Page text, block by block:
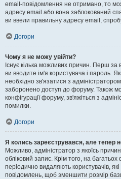
email-повідомлення не отримано, то
адресу email або вона заблокований
ви ввели правильну адресу email,
Догори
Чому я не можу увійти?
Існує кілька можливих причин. Перш
ви вводите ім'я користувача і пароль.
необхідно зв'язатися з
заборонено доступ до форуму. Також
конфігурації форуму, зв'яжіться з
помилки.
Догори
Я колись зареєструвався, але тепер
Можливо, адміністратор з якоїсь
обліковий запис. Крім того, на
періодично видаляють користувачів,
повідомлень, щоб зменшити розмір